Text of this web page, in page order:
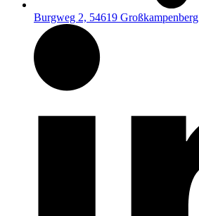
Burgweg 2, 54619 Großkampenberg